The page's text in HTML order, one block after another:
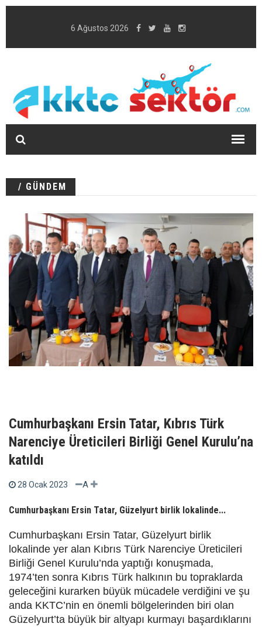
6 Ağustos 2026
/ GÜNDEM
Cumhurbaşkanı Ersin Tatar, Kıbrıs Türk
Narenciye Üreticileri Birliği Genel Kurulu’na
katıldı
28 Ocak 2023 A
Cumhurbaşkanı Ersin Tatar, Güzelyurt birlik lokalinde...
Cumhurbaşkanı Ersin Tatar, Güzelyurt birlik
lokalinde yer alan Kıbrıs Türk Narenciye Üreticileri
Birliği Genel Kurulu’nda yaptığı konuşmada,
1974’ten sonra Kıbrıs Türk halkının bu topraklarda
geleceğini kurarken büyük mücadele verdiğini ve şu
anda KKTC’nin en önemli bölgelerinden biri olan
Güzelyurt’ta büyük bir altyapı kurmayı başardıklarını